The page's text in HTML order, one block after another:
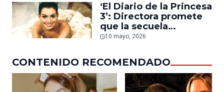
‘El Diario de la Princesa
3’: Directora promete
que la secuela
mostrará ‘todo el
Thermopolis
10 mayo, 2026
CONTENIDO RECOMENDADO